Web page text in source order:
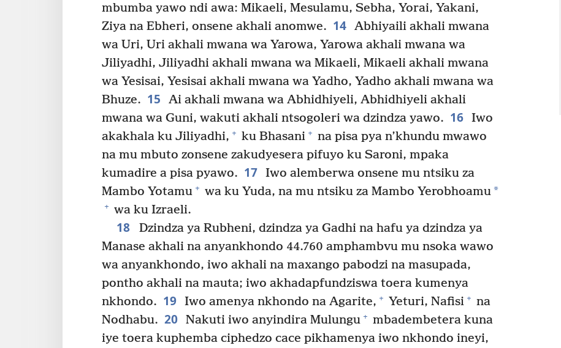
mbumba yawo ndi awa: Mikaeli, Mesulamu, Sebha, Yorai, Yakani,
Ziya na Ebheri, onsene akhali anomwe. 14 Abhiyaili akhali mwana
wa Uri, Uri akhali mwana wa Yarowa, Yarowa akhali mwana wa
Jiliyadhi, Jiliyadhi akhali mwana wa Mikaeli, Mikaeli akhali mwana
wa Yesisai, Yesisai akhali mwana wa Yadho, Yadho akhali mwana wa
Bhuze. 15
Ai akhali mwana wa Abhidhiyeli, Abhidhiyeli akhali
mwana wa Guni, wakuti akhali ntsogoleri wa dzindza yawo. 16 Iwo
akakhala ku Jiliyadhi, + ku Bhasani + na pisa pya n’khundu mwawo
na mu mbuto zonsene zakudyesera pifuyo ku Saroni, mpaka
kumadire a pisa pyawo. 17 Iwo alemberwa onsene mu ntsiku za
Mambo Yotamu + wa ku Yuda, na mu ntsiku za Mambo Yerobhoamu*
+ wa ku Izraeli.
18
Dzindza ya Rubheni, dzindza ya Gadhi na hafu ya dzindza ya
Manase akhali na anyankhondo 44.760 amphambvu mu nsoka wawo
wa anyankhondo, iwo akhali na maxango pabodzi na masupada,
pontho akhali na mauta; iwo akhadapfundziswa toera kumenya
nkhondo. 19 Iwo amenya nkhondo na Agarite, + Yeturi, Nafisi + na
Nodhabu. 20 Nakuti iwo anyindira Mulungu + mbadembetera kuna
iye toera kuphemba ciphedzo cace pikhamenya iwo nkhondo ineyi,